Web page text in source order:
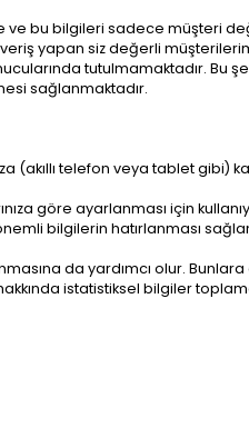
bu bilgileri sadece müşteri
yapan siz değerli
tutulmamaktadır. Bu
sağlanmaktadır.
(akıllı telefon veya tablet
göre ayarlanması için
bilgilerin hatırlanması
da yardımcı olur.
istatistiksel bilgiler